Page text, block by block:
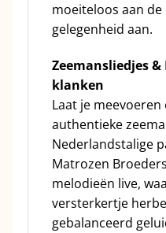
moeiteloos aan
gelegenheid aan.
Zeemansliedjes
klanken
Laat je
authentieke
Nederlandstalige
Matrozen
melodieën live,
versterkertje
gebalanceerd